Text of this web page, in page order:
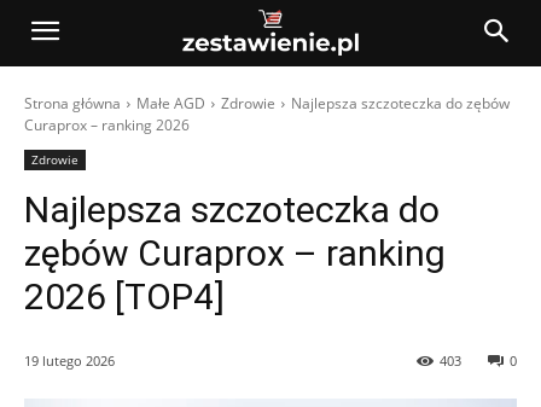
Strona główna Małe AGD Zdrowie
Najlepsza szczoteczka do zębów
Curaprox – ranking 2026
Zdrowie
Najlepsza szczoteczka do
zębów Curaprox – ranking
2026 [TOP4]
19 lutego 2026 0
403